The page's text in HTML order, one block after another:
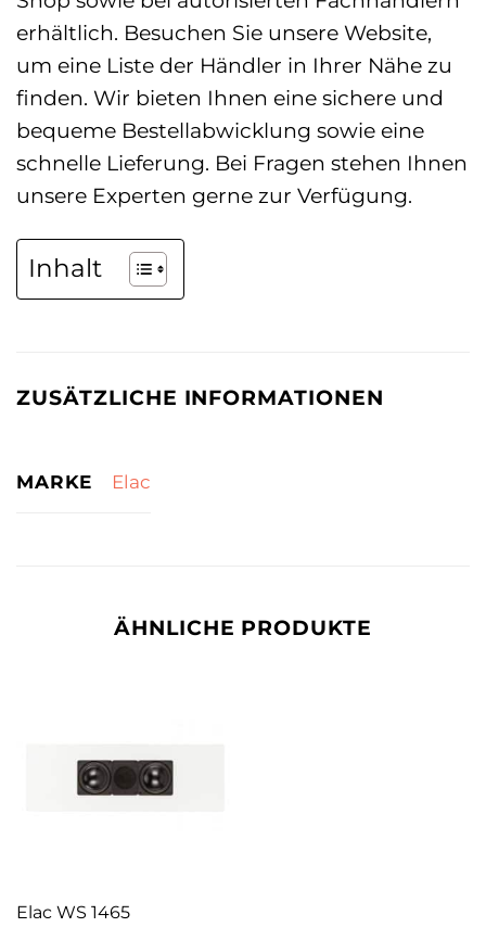
erhältlich. Besuchen Sie unsere Website,
um eine Liste der Händler in Ihrer Nähe zu
finden. Wir bieten Ihnen eine sichere und
bequeme Bestellabwicklung sowie eine
schnelle Lieferung. Bei Fragen stehen Ihnen
unsere Experten gerne zur Verfügung.
Inhalt
ZUSÄTZLICHE INFORMATIONEN
MARKE Elac
ÄHNLICHE PRODUKTE
Elac WS 1465